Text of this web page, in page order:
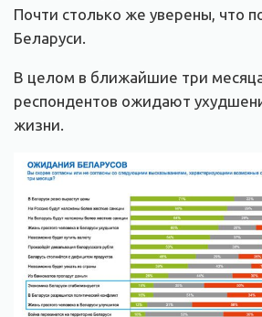
Почти столько же уверены, что
Беларуси.
В целом в ближайшие три
респондентов ожидают
жизни.